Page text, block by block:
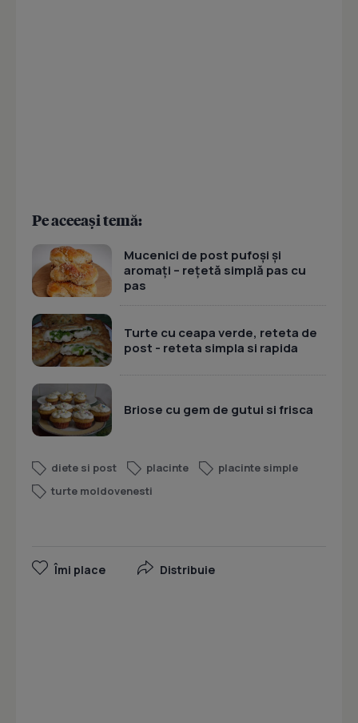
Pe aceeași temă:
Mucenici de post pufoși și
aromați – rețetă simplă pas cu
pas
Turte cu ceapa verde, reteta de
post - reteta simpla si rapida
Briose cu gem de gutui si frisca
diete si post placinte
placinte simple
turte moldovenesti
Îmi place Distribuie